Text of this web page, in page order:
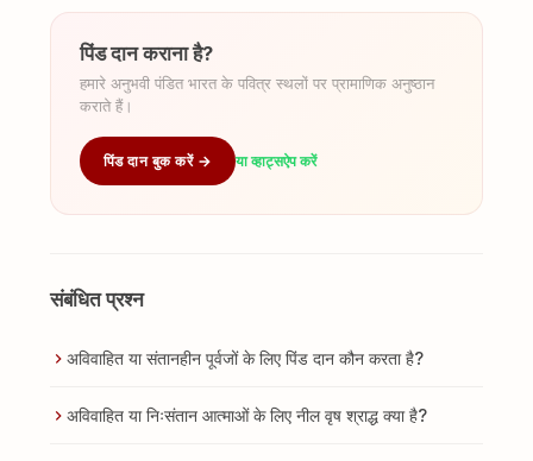
पिंड दान कराना है?
हमारे अनुभवी पंडित भारत के पवित्र स्थलों पर प्रामाणिक अनुष्ठान
कराते हैं।
पिंड दान बुक करें → या व्हाट्सऐप करें
संबंधित प्रश्न
अविवाहित या संतानहीन पूर्वजों के लिए पिंड दान कौन करता है?
अविवाहित या निःसंतान आत्माओं के लिए नील वृष श्राद्ध क्या है?